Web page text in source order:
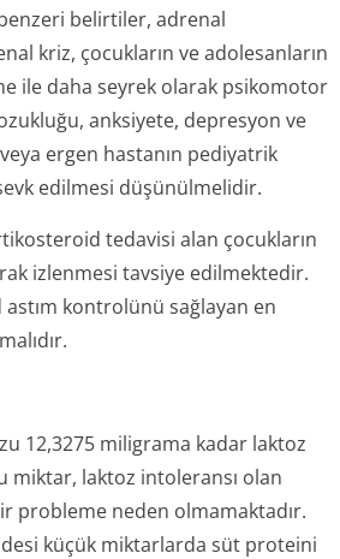
belirtiler, adrenal
kriz, çocukların ve adolesanların
ile daha seyrek olarak psikomotor
anksiyete, depresyon ve
ergen hastanın pediyatrik
edilmesi düşünülmelidir.
tedavisi alan çocukların
izlenmesi tavsiye edilmektedir.
kontrolünü sağlayan en
12,3275 miligrama kadar laktoz
miktar, laktoz intoleransı olan
probleme neden olmamaktadır.
küçük miktarlarda süt proteini